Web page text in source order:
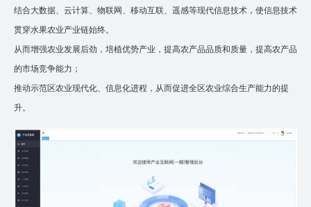
结合大数据、云计算、物联网、移动互联、遥感等现代信息技术，使信息技术
贯穿水果农业产业链始终。
从而增强农业发展后劲，培植优势产业，提高农产品品质和质量，提高农产品
的市场竞争能力；
推动示范区农业现代化、信息化进程，从而促进全区农业综合生产能力的提
升。